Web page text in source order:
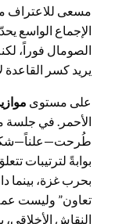
مسعى للاعتراف
الإجماع الواسع
الصومال فوراً،
يريد كسر القاعدة
على مستوى
بوابةً لترتيبات
بحرب غزة، بينما
تعاون” وليست
النقاش